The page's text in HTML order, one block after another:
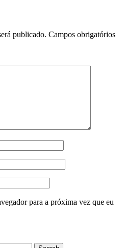
publicado. Campos obrigatórios
para a próxima vez que eu